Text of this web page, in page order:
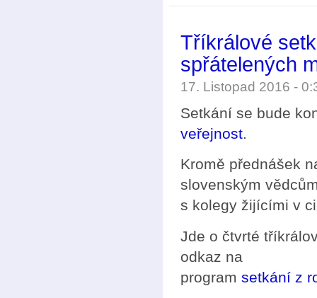
Tříkrálové
spřátelených
17. Listopad 2016 -
Setkání se bude
veřejnost
Kromě přednášek
slovenským
s kolegy žijícími v
Jde o čtvrté
odkaz na
program setkání z